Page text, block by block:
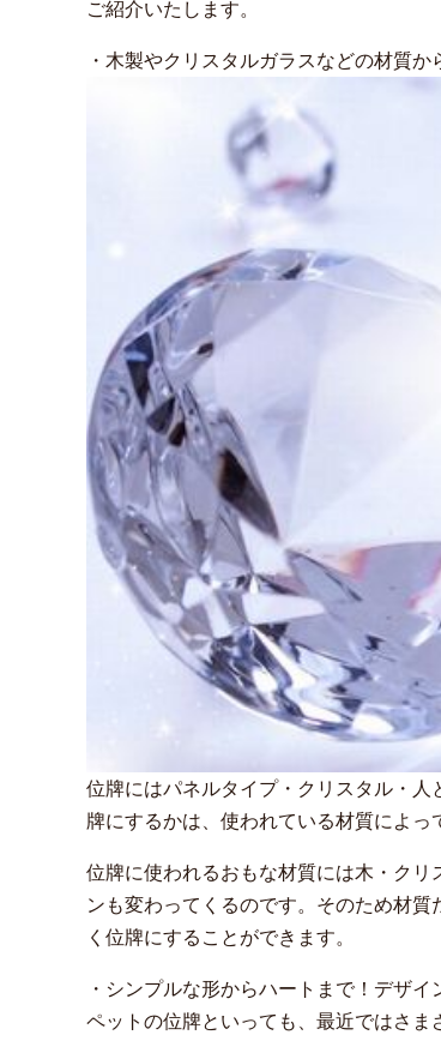
ご紹介いたします。
・木製やクリスタルガラスなどの材質か
位牌にはパネルタイプ・クリスタル・
牌にするかは、使われている材質によっ
位牌に使われるおもな材質には木・ク
ンも変わってくるのです。そのため材
く位牌にすることができます。
・シンプルな形からハートまで！デザイ
ペットの位牌といっても、最近ではさ